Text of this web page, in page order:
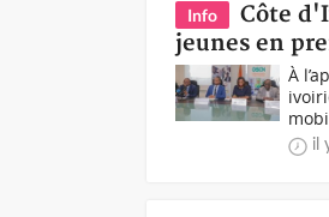
Info
Côte
jeunes en
À
il